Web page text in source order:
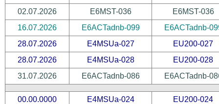
02.07.2026
E6MST-036
E6MST-036
16.07.2026
E6ACTadnb-099
E6ACTadnb-
28.07.2026
E4MSUa-027
EU200-027
28.07.2026
E4MSUa-028
EU200-028
31.07.2026
E6ACTadnb-086 E6ACTadnb-
00.00.0000 E4MSUa-024
EU200-024